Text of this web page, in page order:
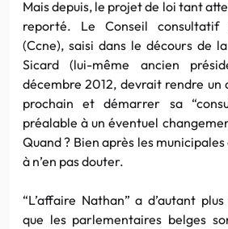
Mais depuis, le projet de loi tant
reporté. Le Conseil consultatif
(Ccne), saisi dans le décours de
Sicard (lui-même ancien
décembre 2012, devrait rendre un
prochain et démarrer sa
préalable à un éventuel
Quand ? Bien après les
à n’en pas douter.
“L’affaire Nathan” a d’autant
que les parlementaires belges